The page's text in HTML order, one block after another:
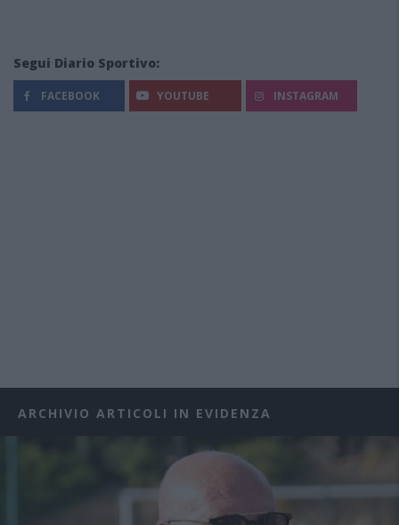
Segui Diario Sportivo:
FACEBOOK YOUTUBE INSTAGRAM
ARCHIVIO ARTICOLI IN EVIDENZA